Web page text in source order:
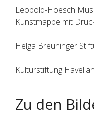
Leopold-Hoesch
Kunstmappe mit
Helga Breuninger
Kulturstiftung
Zu den